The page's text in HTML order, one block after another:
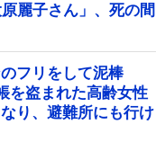
麗子さん」、死の間
フリをして泥棒
盗まれた高齢女性
り、避難所にも行け